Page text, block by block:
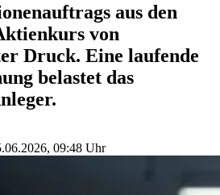
aus den
von
Druck. Eine laufende
belastet das
09:48 Uhr